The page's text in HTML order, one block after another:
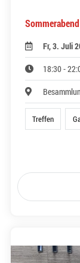
Sommerabend
Fr, 3. Juli
18:30 -
Treffen